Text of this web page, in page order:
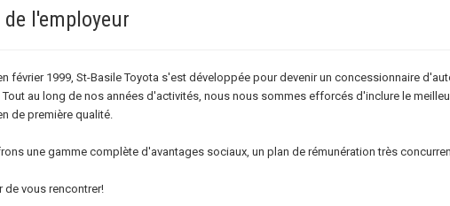
l'employeur
février 1999, St-Basile Toyota s'est développée pour devenir un concessionnaire
Tout au long de nos années d'activités, nous nous sommes efforcés d'inclure le
de première qualité.
une gamme complète d'avantages sociaux, un plan de rémunération très
de vous rencontrer!